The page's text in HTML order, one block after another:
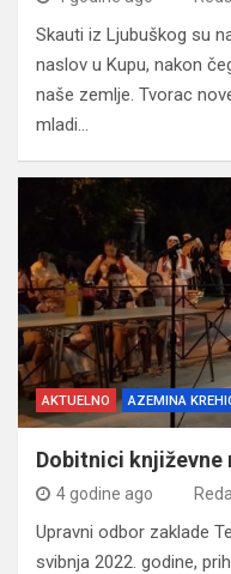
Skauti iz Ljubuškog su
naslov u Kupu, nakon
naše zemlje. Tvorac
mladi…
AKTUELNO AZEMINA
Dobitnici književne
4 godine ago
Upravni odbor zaklade
svibnja 2022. godine,